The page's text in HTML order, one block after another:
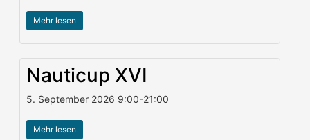
Mehr lesen
Nauticup XVI
5. September 2026 9:00-21:00
Mehr lesen